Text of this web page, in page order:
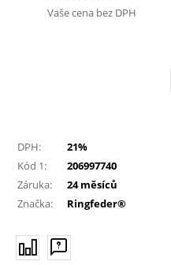
Vaše cena bez DPH
DPH:
21%
Kód 1:
206997740
Záruka:
24 měsíců
Značka:
Ringfeder®